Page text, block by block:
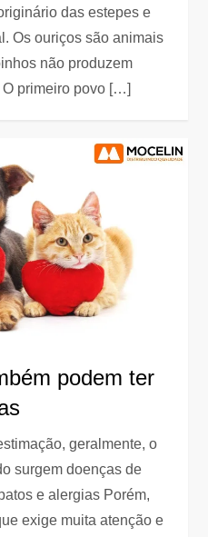
das estepes e
Os ouriços são animais
não produzem
primeiro povo […]
podem ter
geralmente, o
surgem doenças de
e alergias Porém,
exige muita atenção e